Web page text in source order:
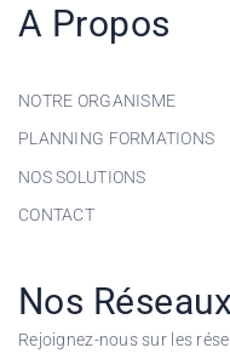
A Propos
NOTRE ORGANISME
PLANNING FORMATIONS
NOS SOLUTIONS
CONTACT
Nos
Rejoignez-nous sur les